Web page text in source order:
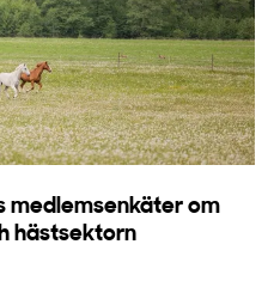
medlemsenkäter om
hästsektorn